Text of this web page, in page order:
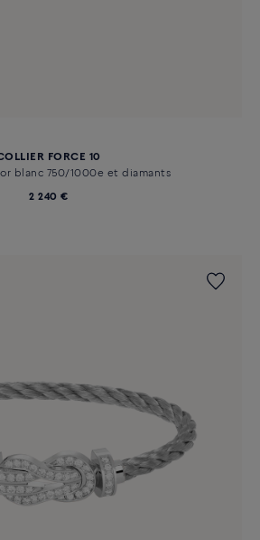
FORCE 10
blanc 750/1000e et diamants
2 240 €